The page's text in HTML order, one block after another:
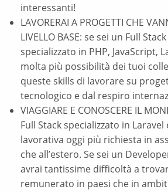
interessanti!
LAVORERAI A PROGETTI CHE
LIVELLO BASE: se sei un Full
specializzato in PHP, JavaScript,
molta più possibilità dei tuoi
queste skills di lavorare su
tecnologico e dal respiro
VIAGGIARE E CONOSCERE IL
Full Stack specializzato in Laravel
lavorativa oggi più richiesta in
che all’estero. Se sei un
avrai tantissime difficoltà a
remunerato in paesi che in